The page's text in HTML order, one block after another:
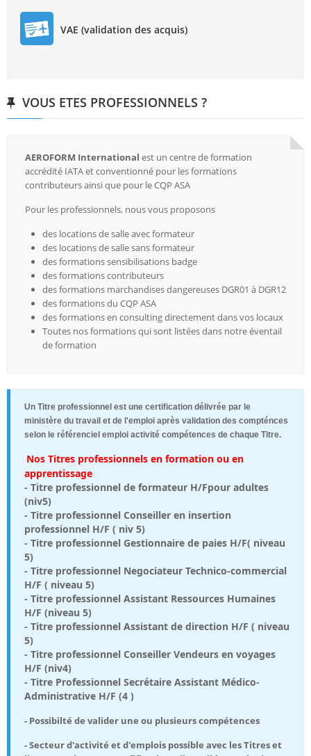
VAE (validation des acquis)
VOUS ETES PROFESSIONNELS ?
AEROFORM International est un centre de formation
accrédité IATA et conventionné pour les formations
contributeurs ainsi que pour le CQP ASA
Pour les professionnels, nous vous proposons
des locations de salle avec formateur
des locations de salle sans formateur
des formations sensibilisations badge
des formations contributeurs
des formations marchandises dangereuses DGR01 à DGR12
des formations du CQP ASA
des formations en consulting directement dans vos locaux
Toutes nos formations qui sont listées dans notre éventail
de formation
Un Titre professionnel est une certification délivrée par le
ministère du travail et de l'emploi après validation des compténces
selon le référenciel emploi activité compétences de chaque Titre.
Nos Titres professionnels en formation ou en
apprentissage
- Titre professionnel de formateur H/Fpour adultes
(niv5)
- Titre professionnel Conseiller en insertion
professionnel H/F ( niv 5)
- Titre professionnel Gestionnaire de paies H/F( niveau
5)
- Titre professionnel Negociateur Technico-commercial
H/F ( niveau 5)
- Titre professionnel Assistant Ressources Humaines
H/F (niveau 5)
- Titre professionnel Assistant de direction H/F ( niveau
5)
- Titre professionnel Conseiller Vendeurs en voyages
H/F (niv4)
- Titre Professionnel Secrétaire Assistant Médico-
Administrative H/F (4 )
- Possibilté de valider une ou plusieurs compétences
- Secteur d'activité et d'emplois possible avec les Titres et